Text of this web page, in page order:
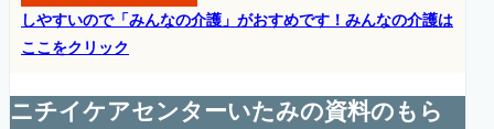
しやすいので「みんなの介護」がおすめです！みんなの介護は
ここをクリック
ニチイケアセンターいたみの資料のもら